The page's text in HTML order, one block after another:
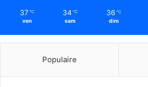
37 ℃
ven
34 ℃
sam
36 ℃
dim
Populaire